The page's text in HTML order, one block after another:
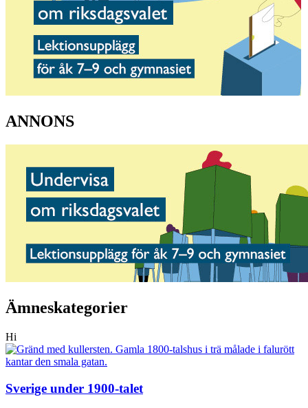
ANNONS
Ämneskategorier
Hi
Sverige under 1900-talet